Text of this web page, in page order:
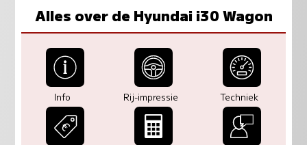
Alles over de Hyundai i30 Wagon
Info Rij-impressie Techniek